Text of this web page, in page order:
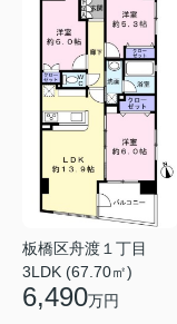
板橋区舟渡１丁目
3LDK (67.70㎡)
6,490万円